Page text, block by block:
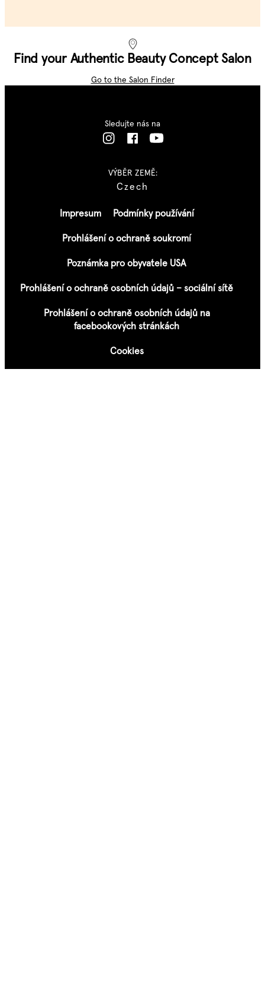
Find your Authentic Beauty Concept Salon
Go to the Salon Finder
Impresum Podmínky používání
Prohlášení o ochraně soukromí
Poznámka pro obyvatele USA
Prohlášení o ochraně osobních údajů – sociální sítě
Prohlášení o ochraně osobních údajů na
facebookových stránkách
Cookies
VÝBĚR ZEMĚ:
Czech
Sledujte nás na